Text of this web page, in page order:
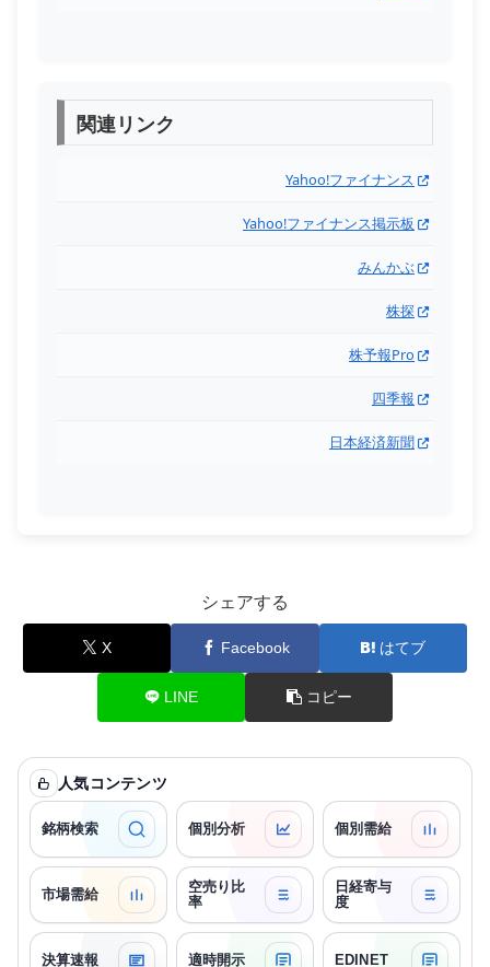
関連リンク
Yahoo!ファイナンス
Yahoo!ファイナンス掲示板
みんかぶ
株探
株予報Pro
四季報
日本経済新聞
シェアする
X Facebook はてブ
LINE コピー
人気コンテンツ
銘柄検索 個別分析 個別需給
市場需給
空売り比
率
日経寄与
度
決算速報 適時開示 EDINET